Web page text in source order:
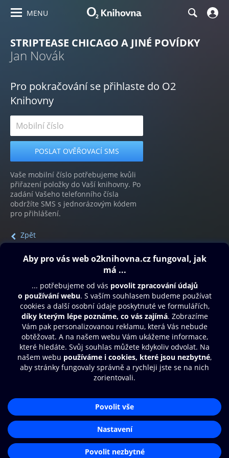
MENU
STRIPTEASE CHICAGO A JINÉ POVÍDKY
Jan Novák
Pro pokračování se přihlaste do O2
Knihovny
Vaše mobilní číslo potřebujeme kvůli
přiřazení položky do Vaší knihovny. Po
zadání Vašeho telefonního čísla
obdržíte SMS s jednorázovým kódem
pro přihlášení.
Zpět
Obsah ke stažení
Moje O2 Knihovna
Další zábava
© O2 Czech Republic a.s.
Přístupnost
Zásady zpracování osobních údajů
Nastavení cookies
Aplikace O2 Knihovna
Čti a poslouchej své e-knihy a
audioknihy rychleji a pohodlněji.